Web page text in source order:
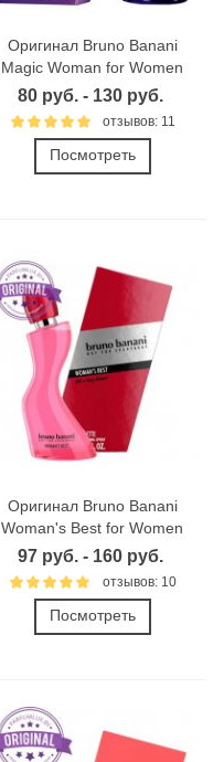
Оригинал Bruno Banani
Magic Woman for Women
80 руб. - 130 руб.
отзывов: 11
Посмотреть
Оригинал Bruno Banani
Woman's Best for Women
97 руб. - 160 руб.
отзывов: 10
Посмотреть